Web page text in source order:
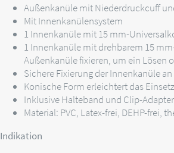
Außenkanüle mit Niederdruckcuff
Mit Innenkanülensystem
1 Innenkanüle mit 15 mm-
1 Innenkanüle mit drehbarem 15
Außenkanüle fixieren, um ein Lösen
Sichere Fixierung der Innenkanüle
Konische Form erleichtert das
Inklusive Halteband und Clip-Adapter
Material: PVC, Latex-frei, DEHP-frei,
Indikation